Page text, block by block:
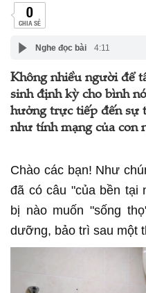
0
CHIA SẺ
Nghe đọc bài 4:11
Không nhiều người để
sinh định kỳ cho bình
hưởng trực tiếp đến sự
như tính mạng của con
Chào các bạn! Như
đã có câu "của bền tại
bị nào muốn "sống
dưỡng, bảo trì sau một